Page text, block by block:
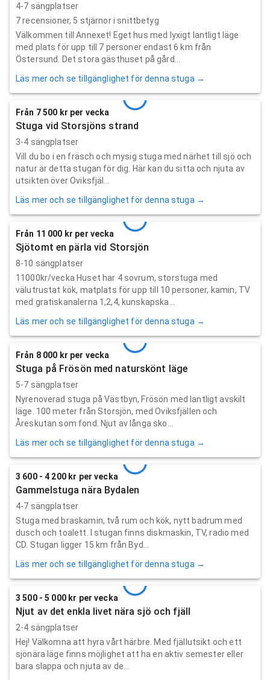
4-7 sängplatser
7recensioner, 5 stjärnor i snittbetyg
Välkommen till Annexet! Eget hus med lyxigt lantligt läge
med plats för upp till 7 personer endast 6 km från
Östersund. Det stora gästhuset på gård...
Läs mer och se tillgänglighet för denna stuga →
Från 7 500 kr per vecka
Stuga vid Storsjöns strand
3-4 sängplatser
Vill du bo i en fräsch och mysig stuga med närhet till sjö och
natur är detta stugan för dig. Här kan du sitta och njuta av
utsikten över Oviksfjäl...
Läs mer och se tillgänglighet för denna stuga →
Från 11 000 kr per vecka
Sjötomt en pärla vid Storsjön
8-10 sängplatser
11000kr/vecka Huset har 4 sovrum, storstuga med
välutrustat kök, matplats för upp till 10 personer, kamin, TV
med gratiskanalerna 1,2,4, kunskapska...
Läs mer och se tillgänglighet för denna stuga →
Från 8 000 kr per vecka
Stuga på Frösön med naturskönt läge
5-7 sängplatser
Nyrenoverad stuga på Västbyn, Frösön med lantligt avskilt
läge. 100 meter från Storsjön, med Oviksfjällen och
Åreskutan som fond. Njut av långa sko...
Läs mer och se tillgänglighet för denna stuga →
3 600 - 4 200 kr per vecka
Gammelstuga nära Bydalen
4-7 sängplatser
Stuga med braskamin, två rum och kök, nytt badrum med
dusch och toalett. I stugan finns diskmaskin, TV, radio med
CD. Stugan ligger 15 km från Byd...
Läs mer och se tillgänglighet för denna stuga →
3 500 - 5 000 kr per vecka
Njut av det enkla livet nära sjö och fjäll
2-4 sängplatser
Hej! Välkomna att hyra vårt härbre. Med fjällutsikt och ett
sjönära läge finns möjlighet att ha en aktiv semester eller
bara slappa och njuta av de...